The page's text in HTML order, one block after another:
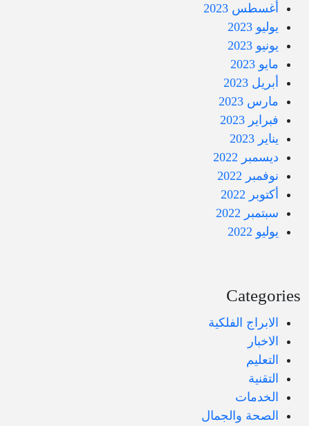
أغسطس 2023
يوليو 2023
يونيو 2023
مايو 2023
أبريل 2023
مارس 2023
فبراير 2023
يناير 2023
ديسمبر 2022
نوفمبر 2022
أكتوبر 2022
سبتمبر 2022
يوليو 2022
Categories
الابراج الفلكية
الاخبار
التعليم
التقنية
الخدمات
الصحة والجمال